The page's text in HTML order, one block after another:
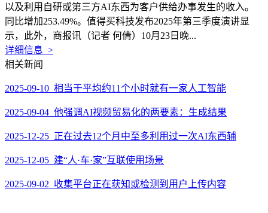
以及利用自研或第三方AI东西为客户供给办事发生的收入。
同比增加253.49%。值得买科技发布2025年第三季度演讲显
示，此外，商报讯（记者 何倩）10月23日晚...
详细信息 >
相关新闻
2025-09-10 相当于平均约11个小时就有一家人工智能
2025-09-04 他强调AI视频贸易化的两要素：生成结果
2025-12-25 正在过去12个月中至多利用过一次AI东西辅
2025-12-05 建“人·车·家”互联使用场景
2025-09-02 收集平台正在获知或检测到用户上传内容